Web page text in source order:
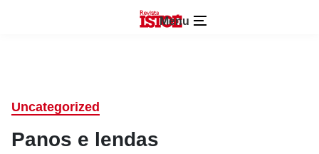
Menu
Uncategorized
Panos e lendas